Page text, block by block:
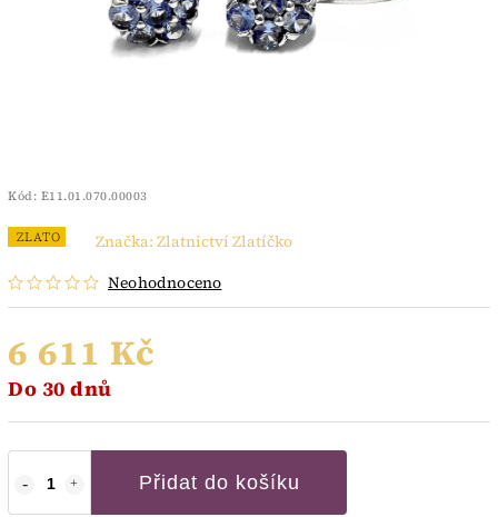
Kód: E11.01.070.00003
ZLATO
Neohodnoceno
Značka: Zlatnictví Zlatíčko
6 611 Kč
Do 30 dnů
Přidat do košíku